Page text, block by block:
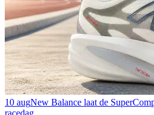
10 augNew Balance laat de
racedag